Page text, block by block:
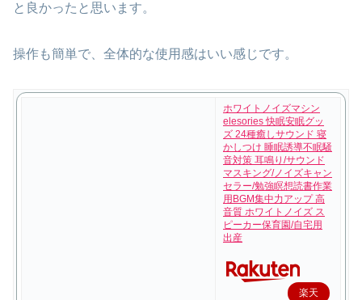
と良かったと思います。
操作も簡単で、全体的な使用感はいい感じです。
ホワイトノイズマシン
elesories 快眠安眠グッ
ズ 24種癒しサウンド 寝
かしつけ 睡眠誘導不眠騒
音対策 耳鳴り/サウンド
マスキング/ノイズキャン
セラー/勉強瞑想読書作業
用BGM集中力アップ 高
音質 ホワイトノイズ ス
ピーカー保育園/自宅用
出産
楽天